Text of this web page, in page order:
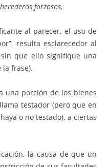
forzosos,
al parecer, el uso de
resulta esclarecedor al
que ello signifique una
frase).
una porción de los bienes
testador (pero que en
o no testado), a ciertas
la causa de que un